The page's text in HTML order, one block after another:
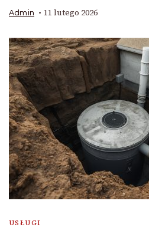
Admin 11 lutego 2026
USŁUGI